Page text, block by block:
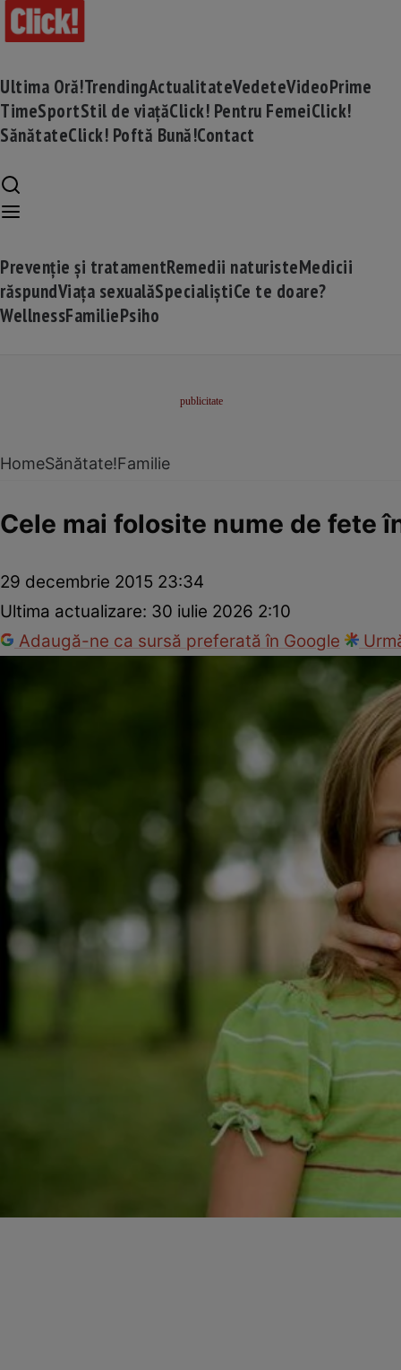
Ultima Oră!TrendingActualitateVedeteVideoPrime
TimeSportStil de viațăClick! Pentru FemeiClick!
SănătateClick! Poftă Bună!Contact
Prevenție și tratamentRemedii naturisteMedicii
răspundViața sexualăSpecialiștiCe te doare?
WellnessFamiliePsiho
HomeSănătate!Familie
Cele mai folosite nume de fete
29 decembrie 2015 23:34
Ultima actualizare: 30 iulie 2026 2:10
Adaugă-ne ca sursă preferată în Google